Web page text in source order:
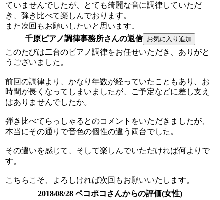
ていませんでしたが、とても綺麗な音に調律していただ
き、弾き比べて楽しんでおります。
また次回もお願いしたいと思います。
千原ピアノ調律事務所さんの返信
このたびは二台のピアノ調律をお任せいただき、ありがと
うございました。
前回の調律より、かなり年数が経っていたこともあり、お
時間が長くなってしまいましたが、ご予定などに差し支え
はありませんでしたか。
弾き比べてらっしゃるとのコメントをいただきましたが、
本当にその通りで音色の個性の違う両台でした。
その違いを感じて、そして楽しんでいただければ何よりで
す。
こちらこそ、よろしければ次回もお願いいたします。
2018/08/28 ペコポコさんからの評価(女性)